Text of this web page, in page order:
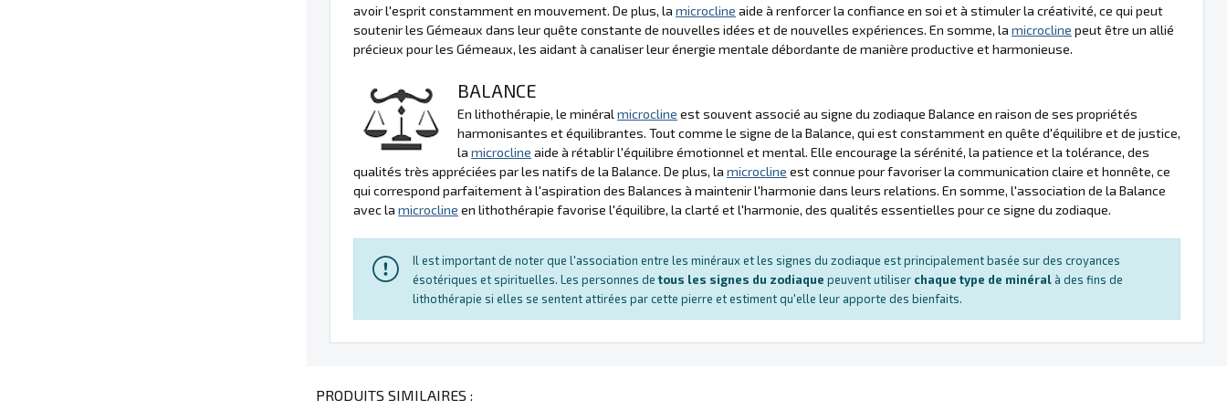
avoir l'esprit constamment en mouvement. De plus, la microcline aide à renforcer la confiance en soi et à stimuler la créativité, ce qui peut
soutenir les Gémeaux dans leur quête constante de nouvelles idées et de nouvelles expériences. En somme, la microcline peut être un allié
précieux pour les Gémeaux, les aidant à canaliser leur énergie mentale débordante de manière productive et harmonieuse.
BALANCE
En lithothérapie, le minéral microcline est souvent associé au signe du zodiaque Balance en raison de ses propriétés
harmonisantes et équilibrantes. Tout comme le signe de la Balance, qui est constamment en quête d'équilibre et de justice,
la microcline aide à rétablir l'équilibre émotionnel et mental. Elle encourage la sérénité, la patience et la tolérance, des
qualités très appréciées par les natifs de la Balance. De plus, la microcline est connue pour favoriser la communication claire et honnête, ce
qui correspond parfaitement à l'aspiration des Balances à maintenir l'harmonie dans leurs relations. En somme, l'association de la Balance
avec la microcline en lithothérapie favorise l'équilibre, la clarté et l'harmonie, des qualités essentielles pour ce signe du zodiaque.
Il est important de noter que l'association entre les minéraux et les signes du zodiaque est principalement basée sur des croyances
ésotériques et spirituelles. Les personnes de tous les signes du zodiaque peuvent utiliser chaque type de minéralà des fins de
lithothérapie si elles se sentent attirées par cette pierre et estiment qu'elle leur apporte des bienfaits.
PRODUITS SIMILAIRES :